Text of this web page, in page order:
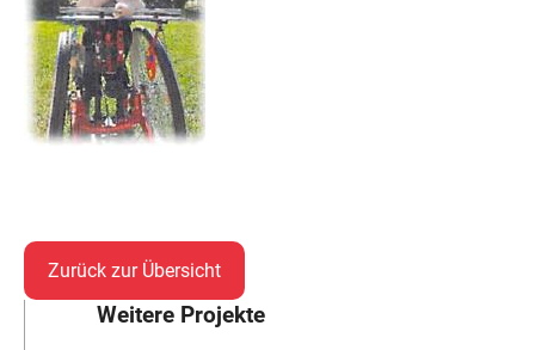
Zurück zur Übersicht
Weitere Projekte